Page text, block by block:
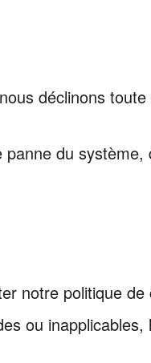
déclinons
panne du
notre politique de
ou